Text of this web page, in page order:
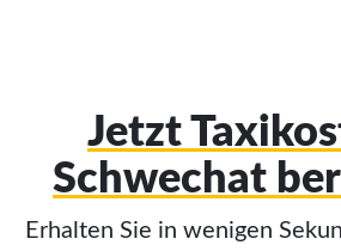
Jetzt
Schwechat
Erhalten Sie in wenigen